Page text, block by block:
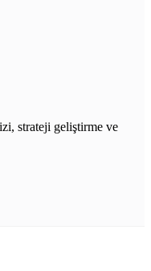
strateji geliştirme ve